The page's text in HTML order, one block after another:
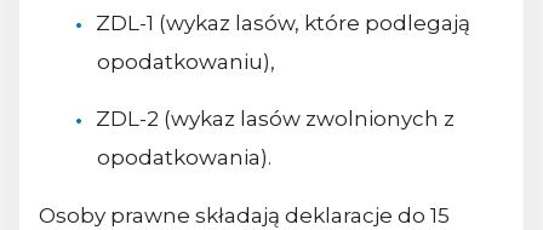
ZDL-1 (wykaz lasów, które podlegają
opodatkowaniu),
ZDL-2 (wykaz lasów zwolnionych z
opodatkowania).
Osoby prawne składają deklaracje do 15